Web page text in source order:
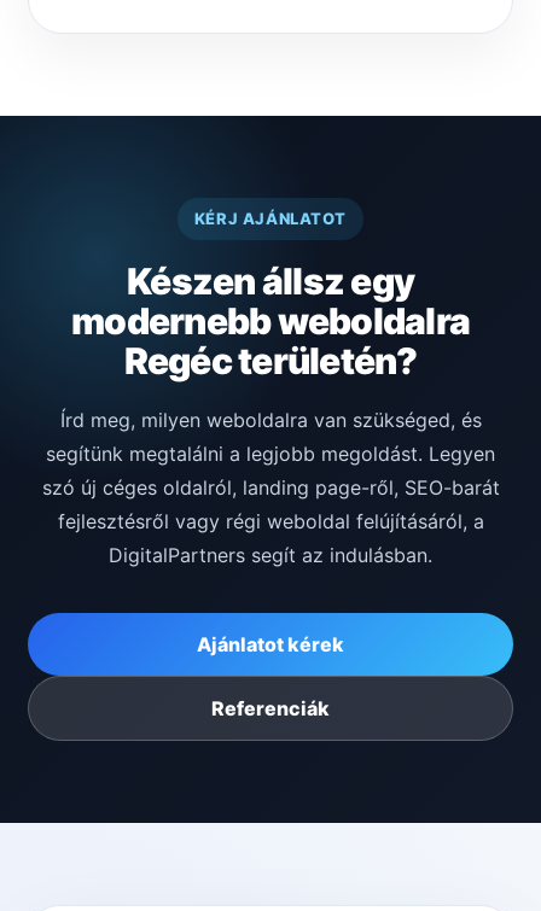
KÉRJ AJÁNLATOT
Készen állsz egy
modernebb weboldalra
Regéc területén?
Írd meg, milyen weboldalra van szükséged, és
segítünk megtalálni a legjobb megoldást. Legyen
szó új céges oldalról, landing page-ről, SEO-barát
fejlesztésről vagy régi weboldal felújításáról, a
DigitalPartners segít az indulásban.
Ajánlatot kérek
Referenciák